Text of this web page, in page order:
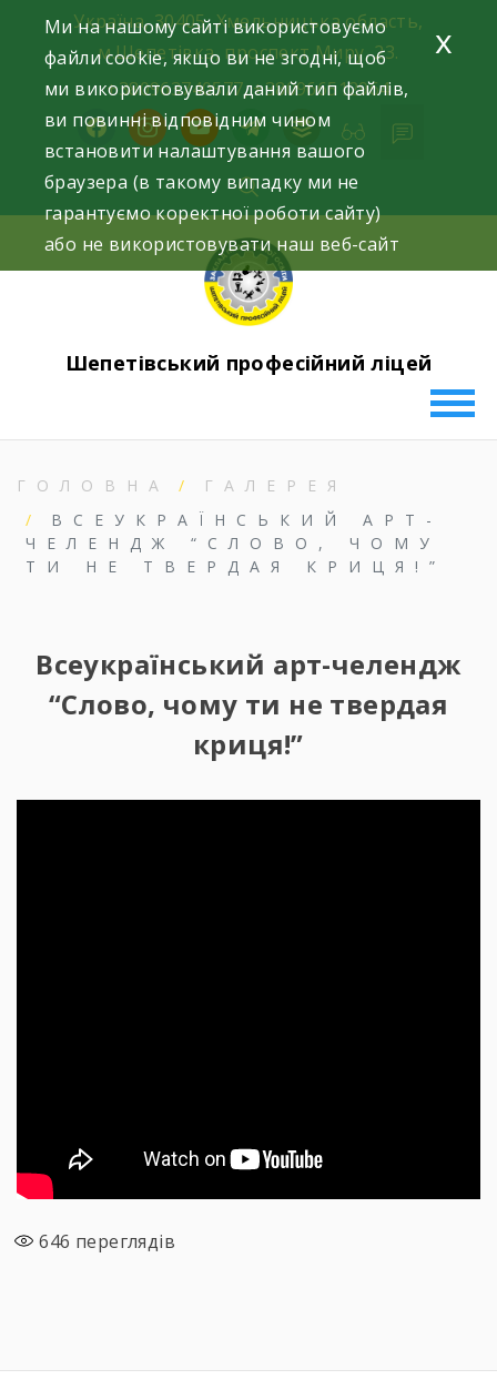
content
Україна, 30405, Хмельницька область,
м.Шепетівка, проспект Миру, 23.
+380963740577, +380966512964
facebookinstagramyoutubetelegram
buffer
Шепетівський професійний ліцей
ГОЛОВНА
ГАЛЕРЕЯ
ВСЕУКРАЇНСЬКИЙ АРТ-
ЧЕЛЕНДЖ “СЛОВО, ЧОМУ
ТИ НЕ ТВЕРДАЯ КРИЦЯ!”
Всеукраїнський арт-челендж
“Слово, чому ти не твердая
криця!”
646 переглядів
Ми на нашому сайті використовуємо
файли cookie, якщо ви не згодні, щоб
ми використовували даний тип файлів,
ви повинні відповідним чином
встановити налаштування вашого
браузера (в такому випадку ми не
гарантуємо коректної роботи сайту)
або не використовувати наш веб-сайт
x